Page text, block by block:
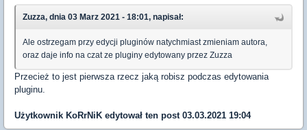
Zuzza, dnia 03 Marz 2021 - 18:01, napisał:
Ale ostrzegam przy edycji pluginów natychmiast zmieniam autora,
oraz daje info na czat ze pluginy edytowany przez Zuzza
Przecież to jest pierwsza rzecz jaką robisz podczas edytowania
pluginu.
Użytkownik KoRrNiK edytował ten post 03.03.2021 19:04